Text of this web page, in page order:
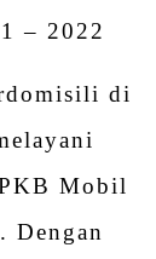
– 2022
di
Mobil
Dengan